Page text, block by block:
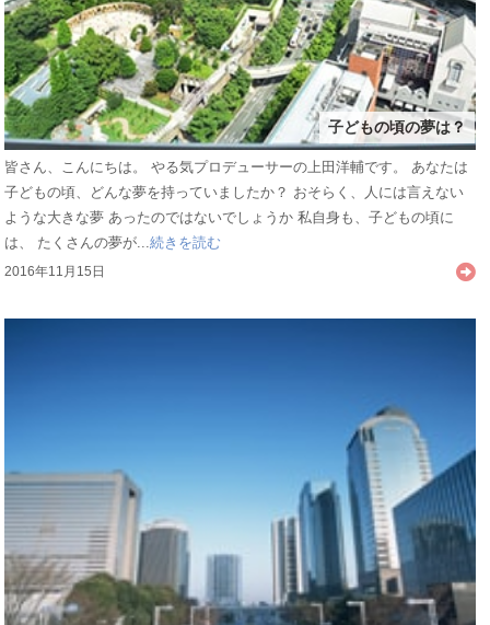
子どもの頃の夢は？
皆さん、こんにちは。 やる気プロデューサーの上田洋輔です。 あなたは
子どもの頃、どんな夢を持っていましたか？ おそらく、人には言えない
ような大きな夢 あったのではないでしょうか 私自身も、子どもの頃に
は、 たくさんの夢が...続きを読む
2016年11月15日